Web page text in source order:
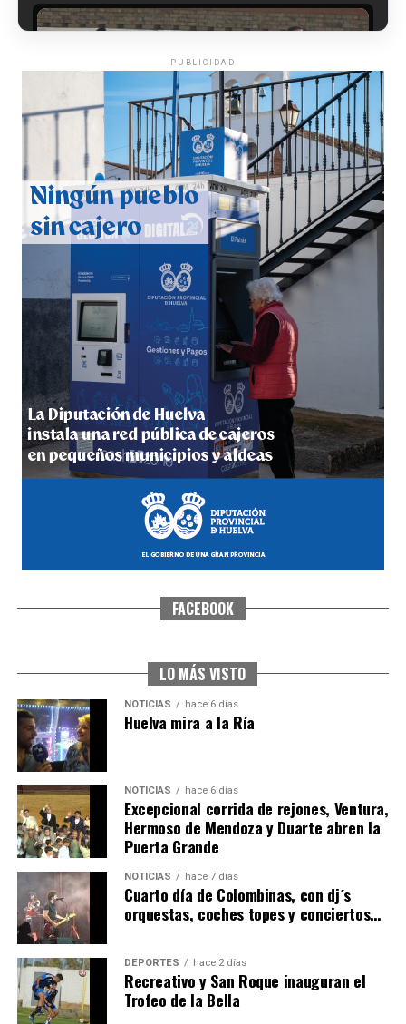
CUARTA CORRIDA DE LAS FIESTAS COLOMBINAS
2026
hace 7 días Huelvatv
4º DÍA DE LAS FIESTAS COLOMBINAS 2026
hace 7 días · Huelvatv
SEXTA CORRIDA DE LAS FIESTAS COLOMBINAS
6º DÍA DE LAS FIESTAS COLOMBINAS 2026
hace 5 días Huelvatv
PUBLICIDAD
FACEBOOK
LO MÁS VISTO
NOTICIAS hace 6 días
Huelva mira a la Ría
NOTICIAS hace 6 días
Excepcional corrida de rejones, Ventura,
Hermoso de Mendoza y Duarte abren la
Puerta Grande
NOTICIAS hace 7 días
Cuarto día de Colombinas, con dj´s
orquestas, coches topes y conciertos…
DEPORTES hace 2 días
Recreativo y San Roque inauguran el
Trofeo de la Bella